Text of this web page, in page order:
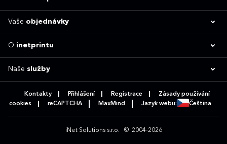
Vaše objednávky
O inetprintu
Naše služby
Kontakty Přihlášení Registrace
Zásady používání
cookies
reCAPTCHA MaxMind Jazyk webu: Čeština
iNet Solutions s.r.o. © 2004-2026